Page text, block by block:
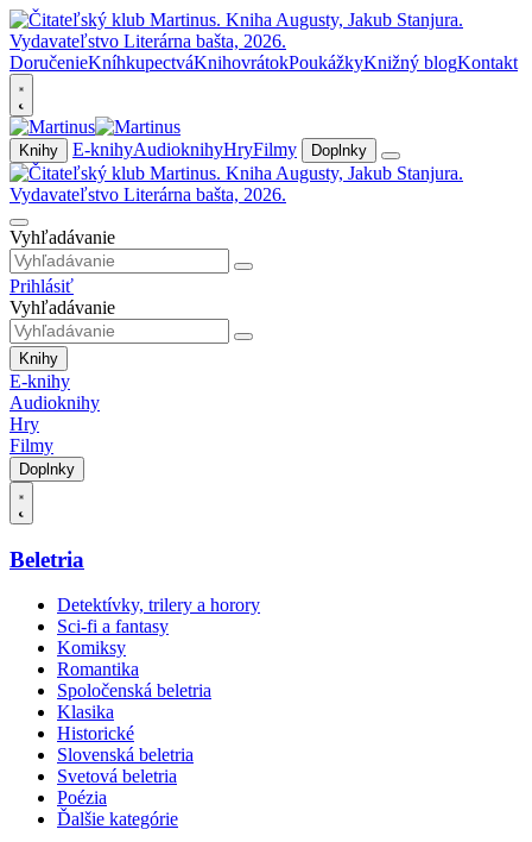
DoručenieKníhkupectváKnihovrátokPoukážkyKnižný blogKontakt
Knihy E-knihyAudioknihyHryFilmy Doplnky
Vyhľadávanie
Prihlásiť
Vyhľadávanie
Knihy
E-knihy
Audioknihy
Hry
Filmy
Doplnky
Beletria
Detektívky, trilery a horory
Sci-fi a fantasy
Komiksy
Romantika
Spoločenská beletria
Klasika
Historické
Slovenská beletria
Svetová beletria
Poézia
Ďalšie kategórie